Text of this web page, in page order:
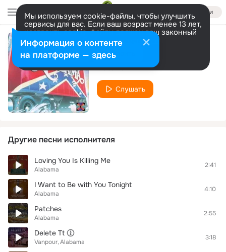
Войти
Мы используем cookie-файлы, чтобы улучшить
сервисы для вас. Если ваш возраст менее 13 лет,
настроить cookie-файлы должен ваш законный
представитель. Больше информации
Разрешить все Настроить
Отпускаю
Alabama
Слушать
Другие песни исполнителя
Loving You Is Killing Me
Alabama
2:41
I Want to Be with You Tonight
Alabama
4:10
Patches
Alabama
2:55
Delete Tt
Vanpour Alabama
3:18
Информация о контенте
на платформе — здесь